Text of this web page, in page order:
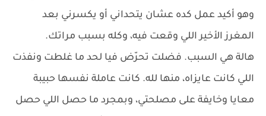
وهو أكيد عمل كده عشان يتحداني أو يكسرني بعد
المغرز الأخير اللي وقعت فيه، وكله بسبب مراتك.
هالة هي السبب. فضلت تحرّض فيا لحد ما غلطت ونفذت
اللي كانت عايزاه، منها لله. كانت عاملة نفسها حبيبة
معايا وخايفة على مصلحتي، وبمجرد ما حصل اللي حصل